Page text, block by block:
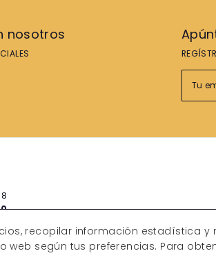
nosotros
recopilar información estadística y
según tus preferencias. Para